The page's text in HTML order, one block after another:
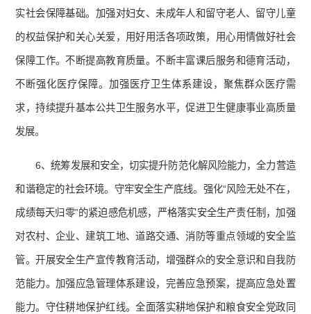
实社会保障基础。加强对妇女、未成年人和留守老人、留守儿童
的权益保护和关心关爱，用好用活各项政策，用心用情做好社会
保障工作。不断提高教育质量。不断丰富课后服务和德育活动，
不断强化医疗保障。加强医疗卫生体系建设，聚焦群众医疗需
求，持续提升基本公共卫生服务水平，促进卫生健康事业高质量
发展。
6、统筹发展和安全，切实提升防范化解风险能力，全力营造
和谐稳定的社会环境。守牢安全生产底线。强化“风险无处不在，
成绩每天归零”的紧迫感危机感，严格落实安全生产责任制，加强
对农村、企业、建筑工地、道路交通、消防等重点领域的安全监
管。开展安全生产宣传教育活动，增强群众的安全意识和自我防
范能力。加强应急管理体系建设，完善应急预案，提高应急处置
能力。守住耕地保护红线。全面落实耕地保护和粮食安全党政同